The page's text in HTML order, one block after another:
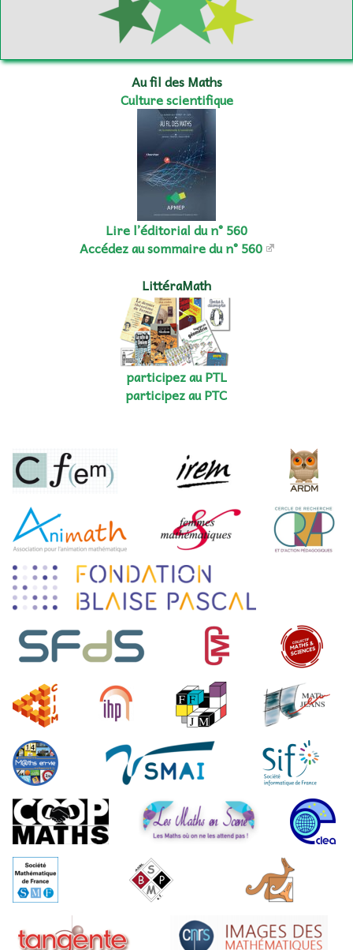
Au fil des Maths
Culture scientifique
Lire l’éditorial du n° 560
Accédez au sommaire du n° 560
LittéraMath
participez au PTL
participez au PTC